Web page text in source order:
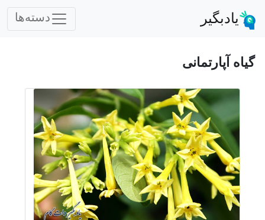
یادبگیر دسته‌ها
گیاه آپارتمانی